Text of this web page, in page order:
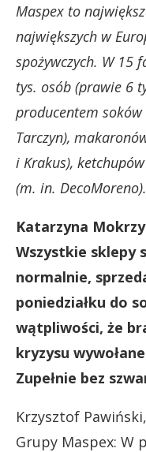
Maspex to
największych w
spożywczych. W 15
tys. osób (prawie 6
producentem
Tarczyn),
i Krakus),
(m. in. DecoMoreno).
Katarzyna
Wszystkie sklepy
normalnie,
poniedziałku do
wątpliwości, że
kryzysu
Zupełnie bez
Krzysztof
Grupy Maspex: W